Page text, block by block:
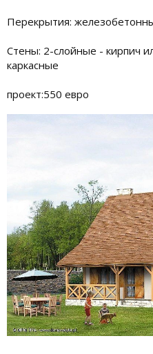
Перекрытия:
Стены: 2-слойные - кирпич
каркасные
проект:550 евро